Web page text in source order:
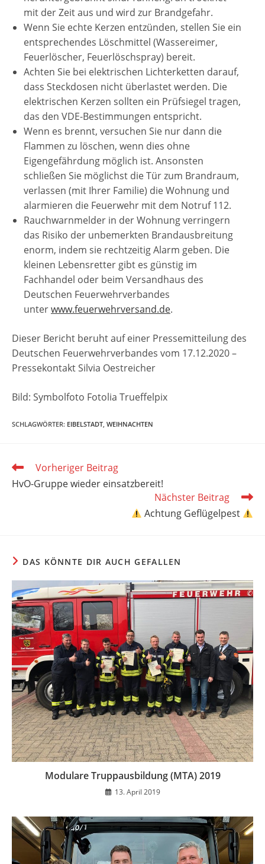
mit der Zeit aus und wird zur Brandgefahr.
Wenn Sie echte Kerzen entzünden, stellen Sie ein
entsprechendes Löschmittel (Wassereimer,
Feuerlöscher, Feuerlöschspray) bereit.
Achten Sie bei elektrischen Lichterketten darauf,
dass Steckdosen nicht überlastet werden. Die
elektrischen Kerzen sollten ein Prüfsiegel tragen,
das den VDE-Bestimmungen entspricht.
Wenn es brennt, versuchen Sie nur dann die
Flammen zu löschen, wenn dies ohne
Eigengefährdung möglich ist. Ansonsten
schließen Sie möglichst die Tür zum Brandraum,
verlassen (mit Ihrer Familie) die Wohnung und
alarmieren die Feuerwehr mit dem Notruf 112.
Rauchwarnmelder in der Wohnung verringern
das Risiko der unbemerkten Brandausbreitung
enorm, indem sie rechtzeitig Alarm geben. Die
kleinen Lebensretter gibt es günstig im
Fachhandel oder beim Versandhaus des
Deutschen Feuerwehrverbandes
unterwww.feuerwehrversand.de.
Dieser Bericht beruht auf einer Pressemitteilung des
Deutschen Feuerwehrverbandes vom 17.12.2020 –
Pressekontakt Silvia Oestreicher
Bild: Symbolfoto Fotolia Trueffelpix
SCHLAGWÖRTER: EIBELSTADT WEIHNACHTEN
Weitere
Artikel
ansehen
Vorheriger Beitrag
HvO-Gruppe wieder einsatzbereit!
Nächster Beitrag
Achtung Geflügelpest
DAS KÖNNTE DIR AUCH GEFALLEN
Modulare Truppausbildung (MTA) 2019
13. April 2019